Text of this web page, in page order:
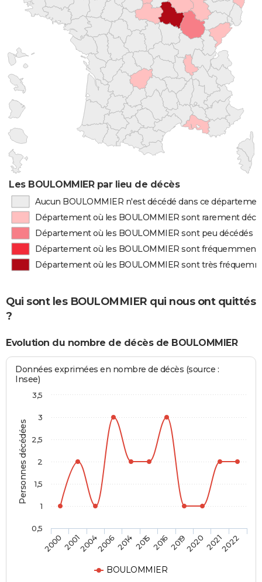
Les BOULOMMIER par lieu de décès
Aucun BOULOMMIER n'est décédé dans ce
Département où les BOULOMMIER sont rarement
Département où les BOULOMMIER sont peu décédés
Département où les BOULOMMIER sont fréquemment
Département où les BOULOMMIER sont très
Qui sont les BOULOMMIER qui nous ont quittés
?
Evolution du nombre de décès de BOULOMMIER
Personnes décédées
Données exprimées en nombre de décès (source :
Insee)
BOULOMMIER
20002001200420062014201520162019202020212022
0,5
1
1,5
2
2,5
3
3,5